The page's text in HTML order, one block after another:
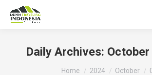
Daily Archives:
You are here:
Home 2024 October